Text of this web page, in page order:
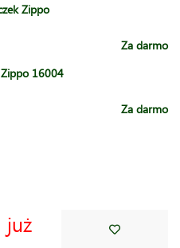
Zippo
Za darmo
16004
Za darmo
już